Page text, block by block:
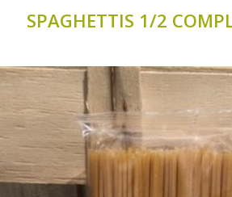
SPAGHETTIS 1/2